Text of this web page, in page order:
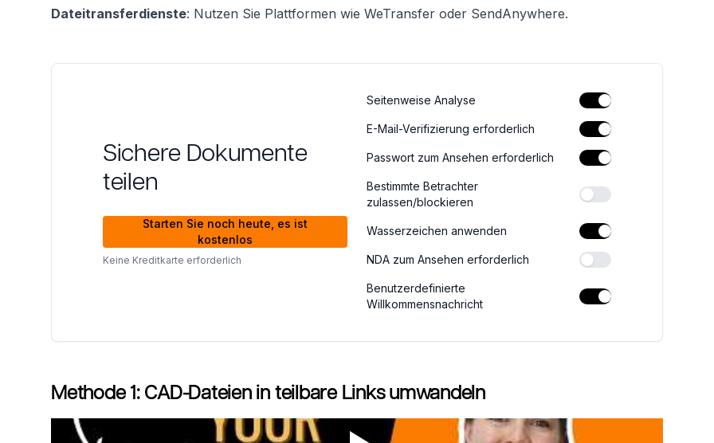
Dateitransferdienste: Nutzen Sie Plattformen wie WeTransfer oder SendAnywhere.
Sichere Dokumente
teilen
Starten Sie noch heute, es ist
kostenlos
Keine Kreditkarte erforderlich
Seitenweise Analyse
E-Mail-Verifizierung erforderlich
Passwort zum Ansehen erforderlich
Bestimmte Betrachter
zulassen/blockieren
Wasserzeichen anwenden
NDA zum Ansehen erforderlich
Benutzerdefinierte
Willkommensnachricht
Methode 1: CAD-Dateien in teilbare Links umwandeln